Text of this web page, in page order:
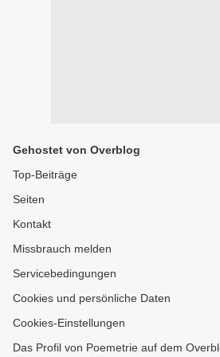
Gehostet von Overblog
Top-Beiträge
Seiten
Kontakt
Missbrauch melden
Servicebedingungen
Cookies und persönliche Daten
Cookies-Einstellungen
Das Profil von Poemetrie auf dem